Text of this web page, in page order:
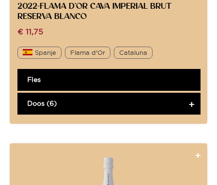
2022-FLAMA D’OR CAVA IMPERIAL BRUT
RESERVA BLANCO
€ 11,75
Spanje Flama d'Or Cataluna
Fles
Doos (6)